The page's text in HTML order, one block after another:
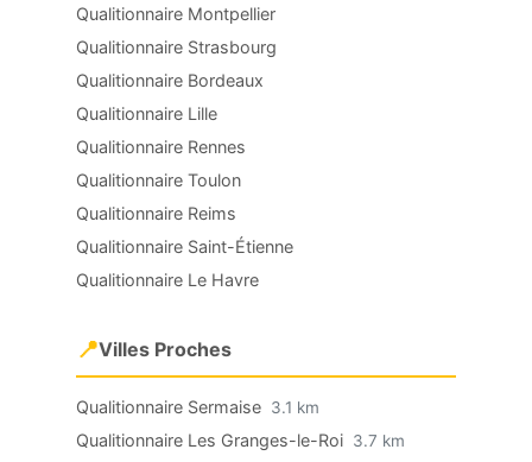
Qualitionnaire Montpellier
Qualitionnaire Strasbourg
Qualitionnaire Bordeaux
Qualitionnaire Lille
Qualitionnaire Rennes
Qualitionnaire Toulon
Qualitionnaire Reims
Qualitionnaire Saint-Étienne
Qualitionnaire Le Havre
📍Villes Proches
Qualitionnaire Sermaise 3.1 km
Qualitionnaire Les Granges-le-Roi 3.7 km